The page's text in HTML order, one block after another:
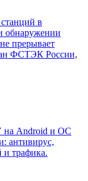
в
обнаружении
прерывает
ФСТЭК России,
на Android и ОС
антивирус,
и трафика.